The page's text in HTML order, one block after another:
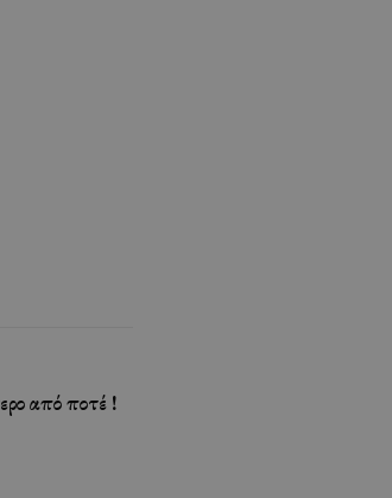
από ποτέ !